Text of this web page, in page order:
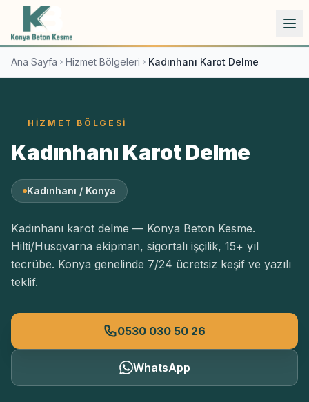
İçeriğe atla
Ana Sayfa Hizmet Bölgeleri Kadınhanı Karot Delme
HIZMET BÖLGESI
Kadınhanı Karot Delme
Kadınhanı / Konya
Kadınhanı karot delme — Konya Beton Kesme.
Hilti/Husqvarna ekipman, sigortalı işçilik, 15+ yıl
tecrübe. Konya genelinde 7/24 ücretsiz keşif ve yazılı
teklif.
0530 030 50 26
WhatsApp